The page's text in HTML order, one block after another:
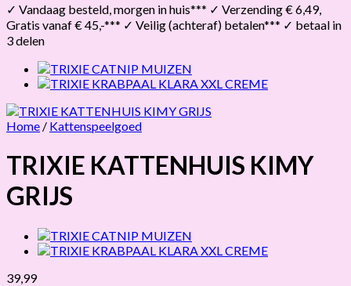
✓ Vandaag besteld, morgen in huis*** ✓ Verzending € 6,49,
Gratis vanaf € 45,-*** ✓ Veilig (achteraf) betalen*** ✓ betaal in
3 delen
Home / Kattenspeelgoed
TRIXIE KATTENHUIS KIMY
GRIJS
39,99